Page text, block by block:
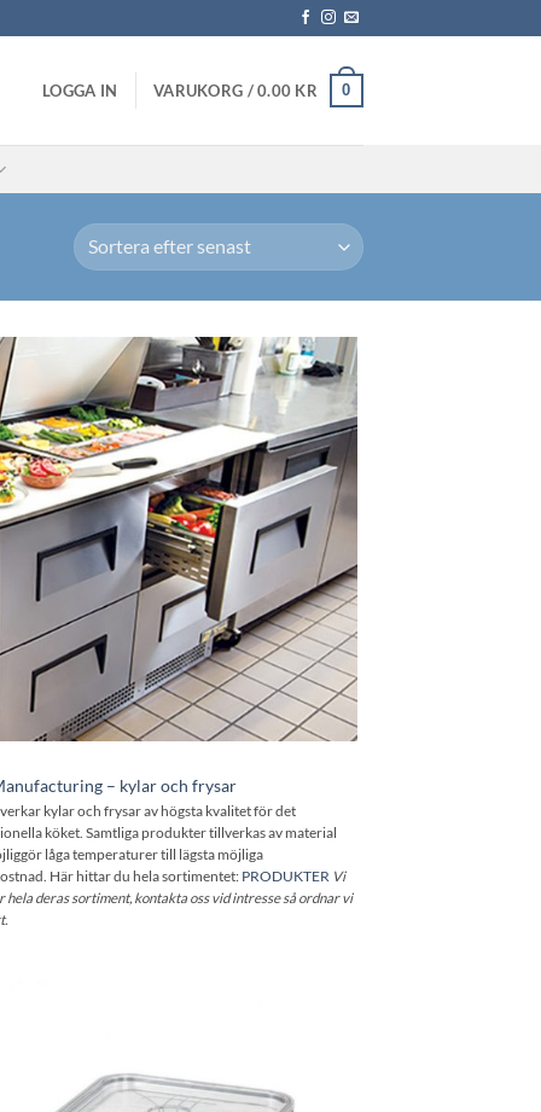
LOGGA IN VARUKORG /0.00 KR 0
Lägg till i
önskelistan
– kylar och frysar
kylar och frysar av högsta kvalitet för det
köket. Samtliga produkter tillverkas av material
låga temperaturer till lägsta möjliga
Här hittar du hela sortimentet: PRODUKTER Vi
hela deras sortiment, kontakta oss vid intresse så ordnar vi